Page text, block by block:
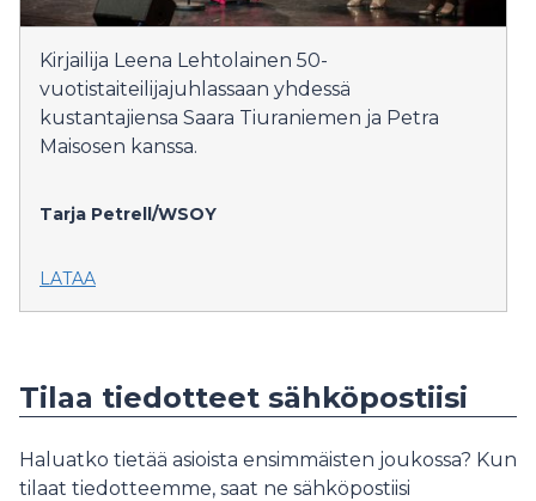
Kirjailija Leena Lehtolainen 50-
vuotistaiteilijajuhlassaan yhdessä
kustantajiensa Saara Tiuraniemen ja Petra
Maisosen kanssa.
Tarja Petrell/WSOY
LATAA
Tilaa tiedotteet sähköpostiisi
Haluatko tietää asioista ensimmäisten joukossa? Kun
tilaat tiedotteemme, saat ne sähköpostiisi